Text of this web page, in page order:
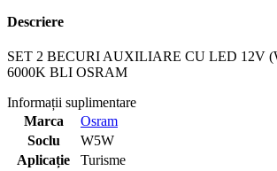
Descriere
SET 2 BECURI AUXILIARE CU LED 12V
6000K BLI OSRAM
Informații suplimentare
Marca
Osram
Soclu
W5W
Aplicație
Turisme